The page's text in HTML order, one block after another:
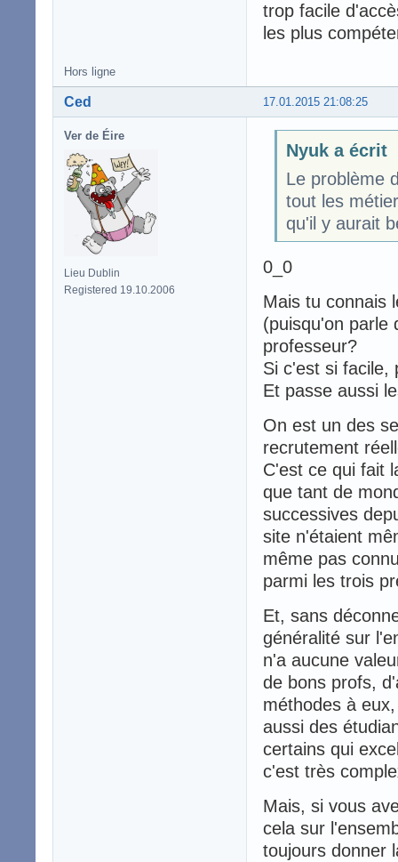
trop facile
les plus
Hors ligne
17.01.2015 21:08:25
Ced
Ver de Éire
Lieu Dublin
Registered 19.10.2006
Nyuk a écrit
Le problème
tout les
qu'il y aurait
0_0
Mais tu connais
(puisqu'on parle
professeur?
Si c'est si facile,
Et passe aussi
On est un des
recrutement
C'est ce qui fait
que tant de
successives
site n'étaient
même pas
parmi les trois
Et, sans
généralité sur
n'a aucune
de bons profs,
méthodes à
aussi des
certains qui
c'est très
Mais, si vous
cela sur
toujours donner